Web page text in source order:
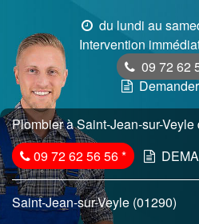
du lundi au
Intervention
09 72 62
Plombier à Saint-Jean-sur-
09 72 62 56 56*
Saint-Jean-sur-Veyle (01290)